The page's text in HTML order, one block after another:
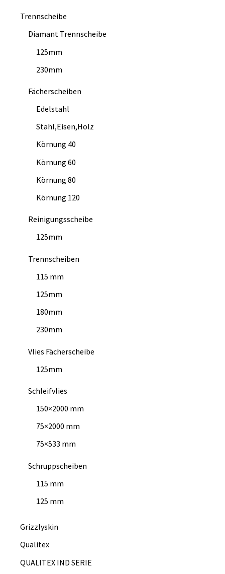
Trennscheibe
Diamant Trennscheibe
125mm
230mm
Fächerscheiben
Edelstahl
Stahl,Eisen,Holz
Körnung 40
Körnung 60
Körnung 80
Körnung 120
Reinigungsscheibe
125mm
Trennscheiben
115 mm
125mm
180mm
230mm
Vlies Fächerscheibe
125mm
Schleifvlies
150×2000 mm
75×2000 mm
75×533 mm
Schruppscheiben
115 mm
125 mm
Grizzlyskin
Qualitex
QUALITEX IND SERIE